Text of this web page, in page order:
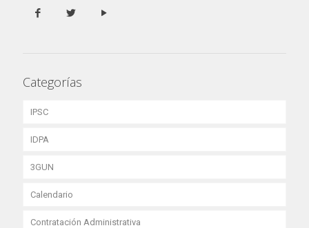
Categorías
IPSC
IDPA
3GUN
Calendario
Contratación Administrativa